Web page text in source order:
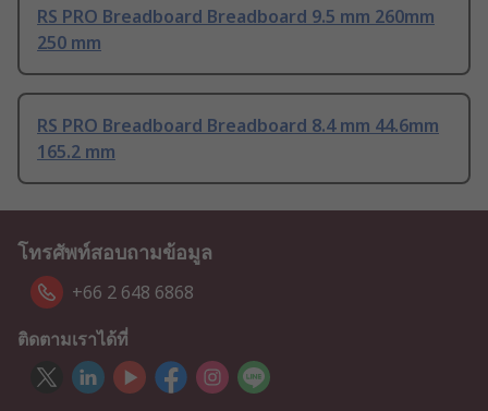
RS PRO Breadboard Breadboard 9.5 mm 260mm
250 mm
RS PRO Breadboard Breadboard 8.4 mm 44.6mm
165.2 mm
โทรศัพท์สอบถามข้อมูล
+66 2 648 6868
ติดตามเราได้ที่